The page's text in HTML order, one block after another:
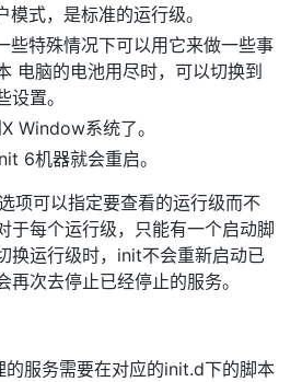
式，是标准的运行级。
些特殊情况下可以用它来做一些事
电脑的电池用尽时，可以切换到
置。
Window系统了。
6机器就会重启。
项可以指定要查看的运行级而不
于每个运行级，只能有一个启动脚
换运行级时，init不会重新启动已
次去停止已经停止的服务。
服务需要在对应的init.d下的脚本